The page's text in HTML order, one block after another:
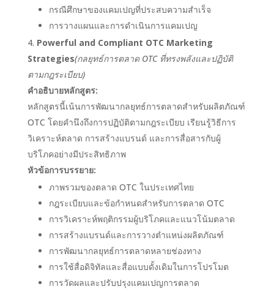
กรณีศึกษาของแคมเปญที่ประสบความสำเร็จ
การวางแผนและการดำเนินการแคมเปญ
Powerful and Compliant OTC Marketing
Strategies(กลยุทธ์การตลาด OTC ที่ทรงพลังและปฏิบัติ
ตามกฎระเบียบ)
คำอธิบายหลักสูตร:
หลักสูตรนี้เน้นการพัฒนากลยุทธ์การตลาดสำหรับผลิตภัณฑ์
OTC โดยคำนึงถึงการปฏิบัติตามกฎระเบียบ เรียนรู้วิธีการ
วิเคราะห์ตลาด การสร้างแบรนด์ และการสื่อสารกับผู้
บริโภคอย่างมีประสิทธิภาพ
หัวข้อการบรรยาย:
ภาพรวมของตลาด OTC ในประเทศไทย
กฎระเบียบและข้อกำหนดสำหรับการตลาด OTC
การวิเคราะห์พฤติกรรมผู้บริโภคและแนวโน้มตลาด
การสร้างแบรนด์และการวางตำแหน่งผลิตภัณฑ์
การพัฒนากลยุทธ์การตลาดหลายช่องทาง
การใช้สื่อดิจิทัลและสื่อแบบดั้งเดิมในการโปรโมต
การวัดผลและปรับปรุงแคมเปญการตลาด